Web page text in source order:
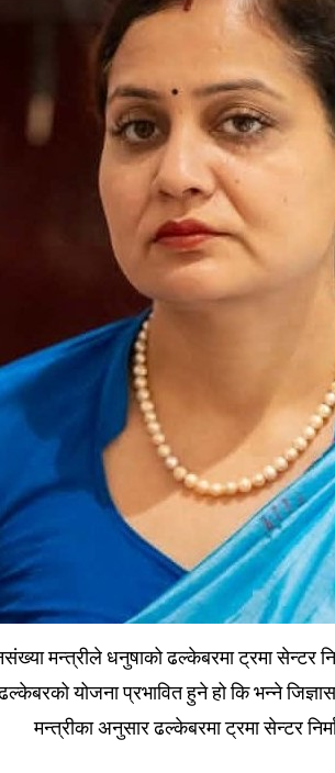
मन्त्रीले धनुषाको ढल्केबरमा ट्रमा सेन्टर
योजना प्रभावित हुने हो कि भन्ने
मन्त्रीका अनुसार ढल्केबरमा ट्रमा सेन्टर